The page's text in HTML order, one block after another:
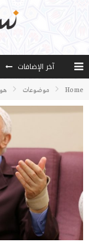
آخر الإضافات
Home موضوعات